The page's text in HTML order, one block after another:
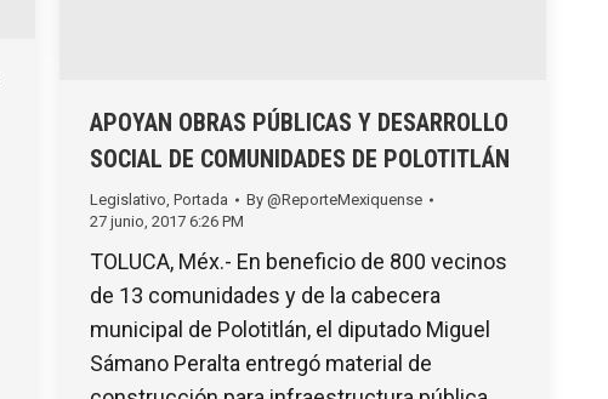
APOYAN OBRAS PÚBLICAS Y DESARROLLO
SOCIAL DE COMUNIDADES DE POLOTITLÁN
Legislativo, Portada By @ReporteMexiquense
27 junio, 2017 6:26 PM
TOLUCA, Méx.- En beneficio de 800 vecinos
de 13 comunidades y de la cabecera
municipal de Polotitlán, el diputado Miguel
Sámano Peralta entregó material de